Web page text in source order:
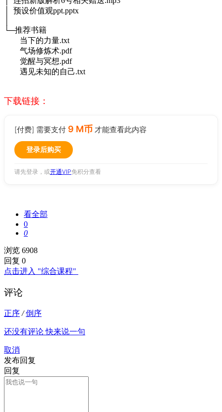
│ 预设价值观ppt.pptx
└─推荐书籍
当下的力量.txt
气场修炼术.pdf
觉醒与冥想.pdf
遇见未知的自己.txt
下载链接：
[付费] 需要支付 9 M币 才能查看此内容
登录后购买
请先登录，或开通VIP免积分查看
看全部
0
0
浏览 6908
回复 0
点击进入 "综合课程"
评论
正序 / 倒序
还没有评论 快来说一句
取消
发布回复
回复